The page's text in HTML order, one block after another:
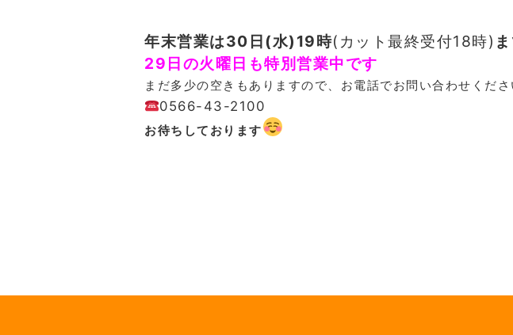
年末営業は30日(水)19時(カット最終受付18時)
29日の火曜日も特別営業中です
まだ多少の空きもありますので、お電話でお問い合わせくだ
0566-43-2100
お待ちしております